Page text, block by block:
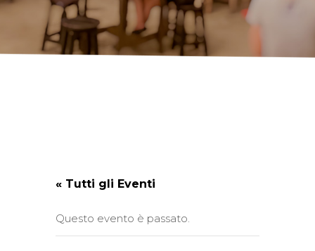
« Tutti gli Eventi
Questo evento è passato.